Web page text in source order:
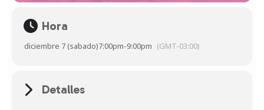
Hora
diciembre 7 (sabado)7:00pm-9:00pm (GMT-03:00)
Detalles